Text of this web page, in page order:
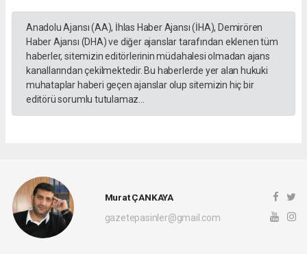
Anadolu Ajansı (AA), İhlas Haber Ajansı (İHA), Demirören
Haber Ajansı (DHA) ve diğer ajanslar tarafından eklenen tüm
haberler, sitemizin editörlerinin müdahalesi olmadan ajans
kanallarından çekilmektedir. Bu haberlerde yer alan hukuki
muhataplar haberi geçen ajanslar olup sitemizin hiç bir
editörü sorumlu tutulamaz...
Murat ÇANKAYA
gazetepasinler@gmail.com